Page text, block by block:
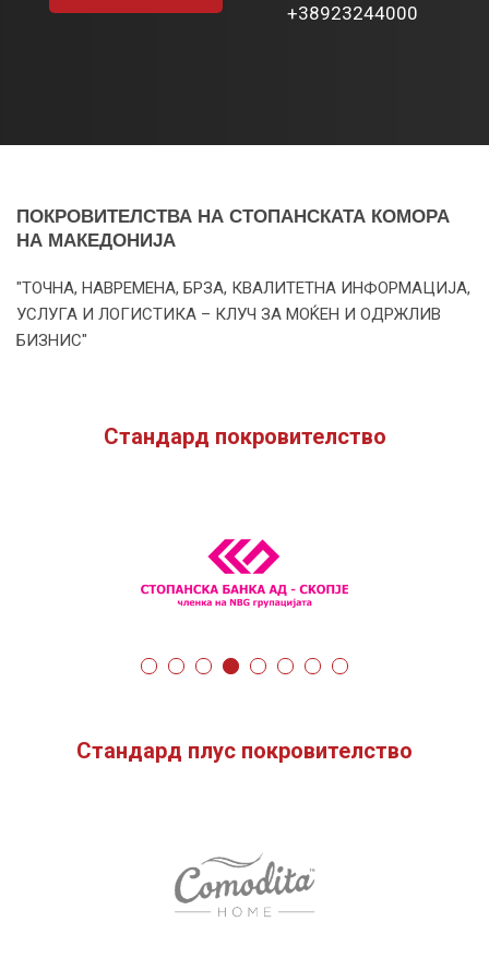
+38923244000
ПОКРОВИТЕЛСТВА НА СТОПАНСКАТА КОМОРА
НА МАКЕДОНИЈА
"ТОЧНА, НАВРЕМЕНА, БРЗА, КВАЛИТЕТНА ИНФОРМАЦИЈА,
УСЛУГА И ЛОГИСТИКА – КЛУЧ ЗА МОЌЕН И ОДРЖЛИВ
БИЗНИС"
Стандард покровителство
Стандард плус покровителство